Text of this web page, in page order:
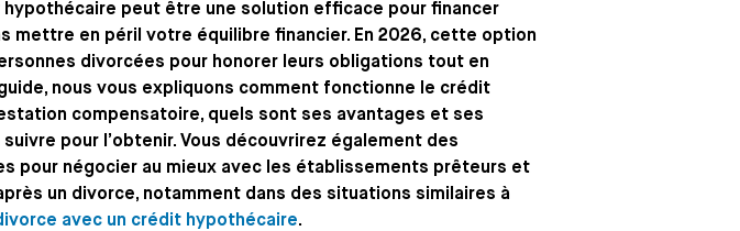
peut être une solution efficace pour financer
mettre en péril votre équilibre financier. En 2026, cette option
divorcées pour honorer leurs obligations tout en
nous vous expliquons comment fonctionne le crédit
compensatoire, quels sont ses avantages et ses
pour l’obtenir. Vous découvrirez également des
pour négocier au mieux avec les établissements prêteurs et
un divorce, notamment dans des situations similaires à
avec un crédit hypothécaire.